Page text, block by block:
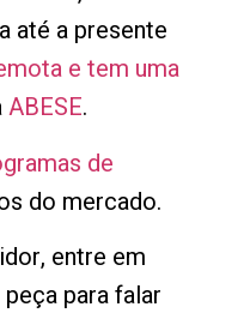
até a presente
e tem uma
ABESE.
de
do mercado.
entre em
para falar